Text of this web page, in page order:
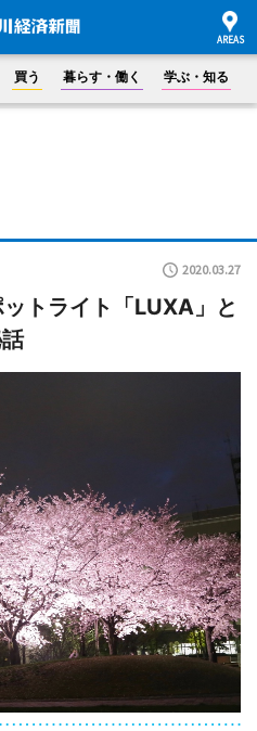
買う 暮らす・働く 学ぶ・知る
2020.03.27
トライト「LUXA」と